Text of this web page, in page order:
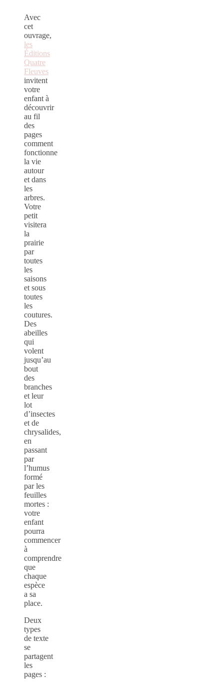
Avec
cet
ouvrage,
les
Éditions
Quatre
Fleuves
invitent
votre
enfant à
découvrir
au fil
des
pages
comment
fonctionne
la vie
autour
et dans
les
arbres.
Votre
petit
visitera
la
prairie
par
toutes
les
saisons
et sous
toutes
les
coutures.
Des
abeilles
qui
volent
jusqu’au
bout
des
branches
et leur
lot
d’insectes
et de
chrysalides,
en
passant
par
l’humus
formé
par les
feuilles
mortes :
votre
enfant
pourra
commencer
à
comprendre
que
chaque
espèce
a sa
place.
Deux
types
de texte
se
partagent
les
pages :